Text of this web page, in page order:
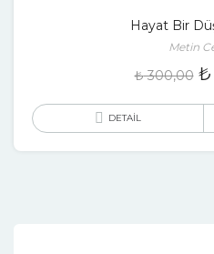
Hayat Bir
Metin
₺300,00 ₺
DETAIL